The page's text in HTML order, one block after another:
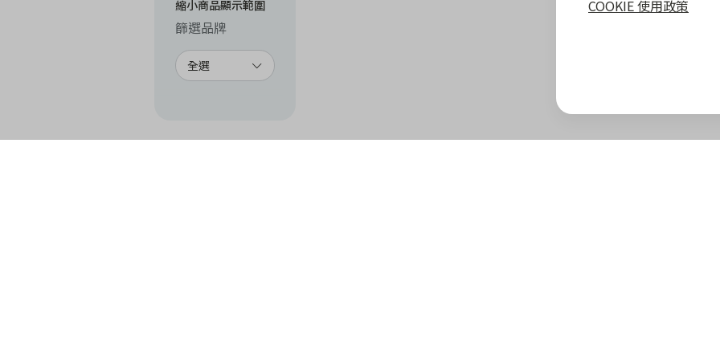
縮小商品顯示範圍
篩選品牌
全選
COOKIE 使用政策